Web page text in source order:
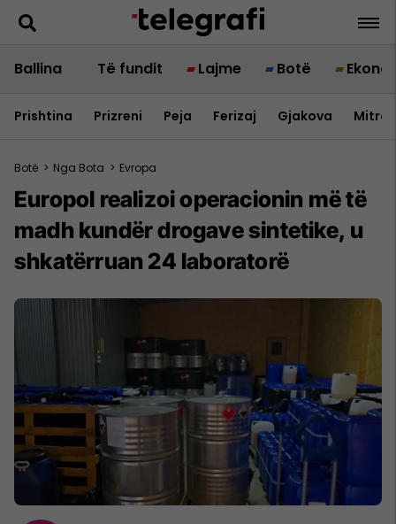
Ballina Të fundit Lajme Botë
Prishtina Prizreni Peja Ferizaj Gjakova
Botë > Nga Bota > Evropa
Europol realizoi operacionin më të
madh kundër drogave sintetike, u
shkatërruan 24 laboratorë